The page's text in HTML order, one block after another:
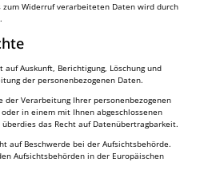
zum Widerruf verarbeiteten Daten wird durch
auf Auskunft, Berichtigung, Löschung und
der personenbezogenen Daten.
der Verarbeitung Ihrer personenbezogenen
in einem mit Ihnen abgeschlossenen
das Recht auf Datenübertragbarkeit.
auf Beschwerde bei der Aufsichtsbehörde.
Aufsichtsbehörden in der Europäischen